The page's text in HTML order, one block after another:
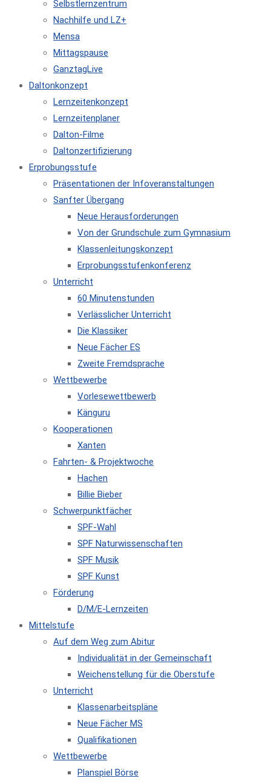
Selbstlernzentrum
Nachhilfe und LZ+
Mensa
Mittagspause
GanztagLive
Daltonkonzept
Lernzeitenkonzept
Lernzeitenplaner
Dalton-Filme
Daltonzertifizierung
Erprobungsstufe
Präsentationen der Infoveranstaltungen
Sanfter Übergang
Neue Herausforderungen
Von der Grundschule zum Gymnasium
Klassenleitungskonzept
Erprobungsstufenkonferenz
Unterricht
60 Minutenstunden
Verlässlicher Unterricht
Die Klassiker
Neue Fächer ES
Zweite Fremdsprache
Wettbewerbe
Vorlesewettbewerb
Känguru
Kooperationen
Xanten
Fahrten- & Projektwoche
Hachen
Billie Bieber
Schwerpunktfächer
SPF-Wahl
SPF Naturwissenschaften
SPF Musik
SPF Kunst
Förderung
D/M/E-Lernzeiten
Mittelstufe
Auf dem Weg zum Abitur
Individualität in der Gemeinschaft
Weichenstellung für die Oberstufe
Unterricht
Klassenarbeitspläne
Neue Fächer MS
Qualifikationen
Wettbewerbe
Planspiel Börse